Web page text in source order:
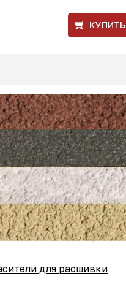
КУПИТЬ
для расшивки